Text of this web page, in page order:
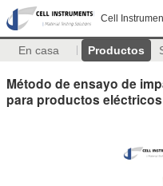
Cell
En casa Productos
Método de ensayo de
para productos eléctricos